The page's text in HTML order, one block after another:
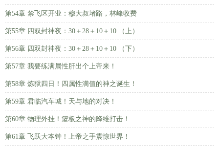
第54章 禁飞区开业：穆大叔堵路，林峰收费
第55章 四双封神夜：30＋28＋10＋10 （上）
第56章 四双封神夜：30＋28＋10＋10 （下）
第57章 我要练满属性肝出个上帝来！
第58章 炼狱四日！四属性满值的神之诞生！
第59章 君临汽车城！天与地的对决！
第60章 物理外挂！篮板之神的降维打击！
第61章 飞跃大本钟！上帝之手震惊世界！